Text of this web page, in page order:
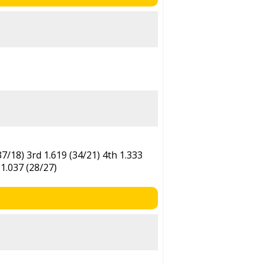
18) 3rd 1.619 (34/21) 4th 1.333
(28/27)